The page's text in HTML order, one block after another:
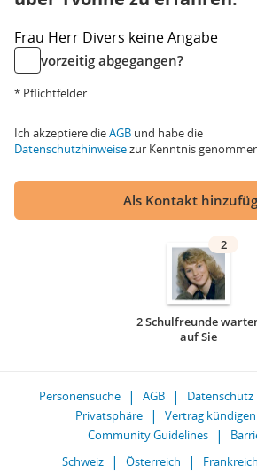
Frau Herr Divers keine Angabe
vorzeitig abgegangen?
* Pflichtfelder
Ich akzeptiere dieAGB und habe die
Datenschutzhinweisezur Kenntnis
Als Kontakt
2
2 Schulfreunde
auf Sie
Personensuche AGB Datenschutz
Privatsphäre
Vertrag kündigen
Community Guidelines
Schweiz
Österreich Frankreich